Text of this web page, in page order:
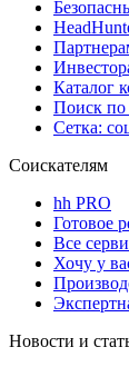
Каталог
Поиск по
Сетка:
Соискателям
hh PRO
Готовое
Все
Хочу у
Новости и